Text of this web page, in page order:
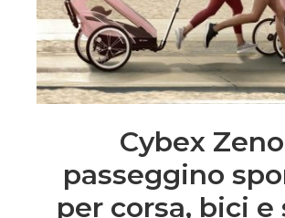
Cybex
passeggino
per corsa, bici e